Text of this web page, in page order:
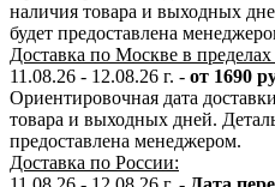
наличия товара и выходных
будет предоставлена
Доставка по Москве в
11.08.26 - 12.08.26 г. - от 1690
Ориентировочная дата
товара и выходных дней.
предоставлена менеджером.
Доставка по России: